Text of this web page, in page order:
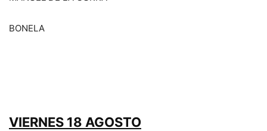
BONELA
VIERNES 18 AGOSTO